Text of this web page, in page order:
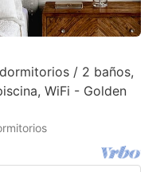
/ 2 baños,
WiFi - Golden